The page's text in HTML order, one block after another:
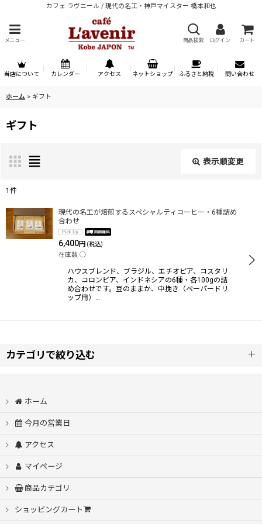
カフェ ラヴニール / 現代の名工・神戸マイスター 橋本和也
メニュー 商品検索 ログイン カート
当店について カレンダー アクセス ネットショップ ふるさと納税 問い合わせ
ホーム > ギフト
ギフト
表示順変更
表示数:
絞り込む
1 件
現代の名工が焙煎するスペシャルティコーヒー・6種詰め
合わせ
6,400円 (税込)
在庫数 ◯
ハウスブレンド、ブラジル、エチオピア、コスタリ
カ、コロンビア、インドネシアの6種・各100gの詰
め合わせです。豆のままか、中挽き（ペーパードリ
ップ用）…
カテゴリで絞り込む
【送料無料・ネットショップ限定】クリックポスト発送商品
【通常商品】ドリップバッグ
ホーム
今月の営業日
アクセス
マイページ
商品カテゴリ
ショッピングカート